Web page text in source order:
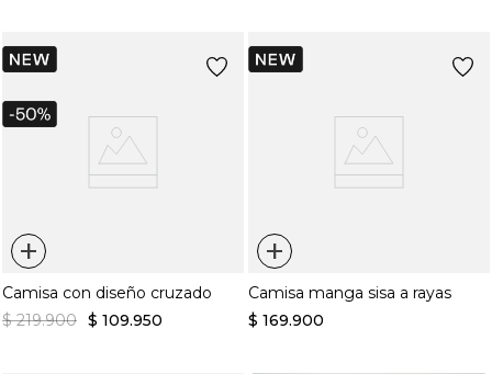
+
Camisa con diseño cruzado
$ 219.900 $ 109.950
+
Camisa manga sisa a rayas
$ 169.900